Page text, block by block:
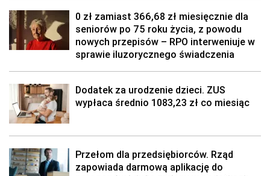
0 zł zamiast 366,68 zł miesięcznie dla
seniorów po 75 roku życia, z powodu
nowych przepisów – RPO interweniuje w
sprawie iluzorycznego świadczenia
Dodatek za urodzenie dzieci. ZUS
wypłaca średnio 1083,23 zł co miesiąc
Przełom dla przedsiębiorców. Rząd
zapowiada darmową aplikację do